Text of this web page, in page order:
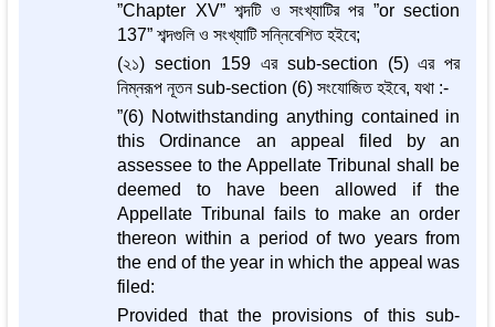
”Chapter XV” শব্দটি ও সংখ্যাটির পর ”or section
137” শব্দগুলি ও সংখ্যাটি সন্নিবেশিত হইবে;
(২১) section 159 এর sub-section (5) এর পর
নিম্নরূপ নূতন sub-section (6) সংযোজিত হইবে, যথা :-
”(6) Notwithstanding anything contained in
this Ordinance an appeal filed by an
assessee to the Appellate Tribunal shall be
deemed to have been allowed if the
Appellate Tribunal fails to make an order
thereon within a period of two years from
the end of the year in which the appeal was
filed:
Provided that the provisions of this sub-